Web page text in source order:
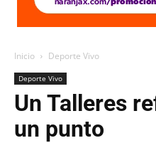
Inicio Deporte Vivo
Deporte Vivo
Un Talleres
un punto